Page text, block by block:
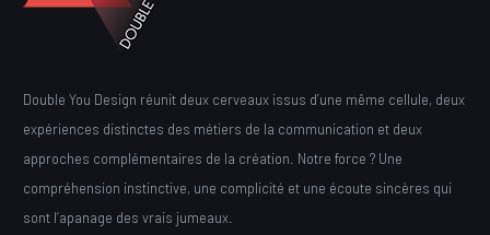
Double You Design réunit deux cerveaux issus d’une même cellule, deux
expériences distinctes des métiers de la communication et deux
approches complémentaires de la création. Notre force ? Une
compréhension instinctive, une complicité et une écoute sincères qui
sont l’apanage des vrais jumeaux.